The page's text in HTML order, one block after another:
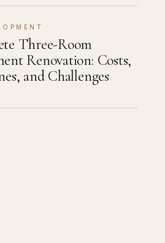
Three-Room
Renovation: Costs,
and Challenges